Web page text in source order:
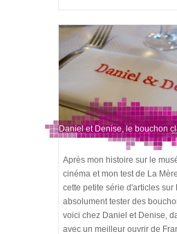
Daniel et Denise, le bouchon
Après mon histoire sur le
cinéma et mon test de La
cette petite série d'articles
absolument tester des
voici chez Daniel et Denise,
avec un meilleur ouvrir de